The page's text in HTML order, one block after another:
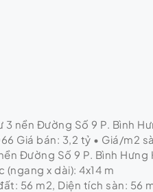
nền Đường Số 9 P. Bình
Giá bán: 3,2 tỷ • Giá/m2
Đường Số 9 P. Bình Hưng
(ngang x dài): 4x14 m
56 m2, Diện tích sàn: 56